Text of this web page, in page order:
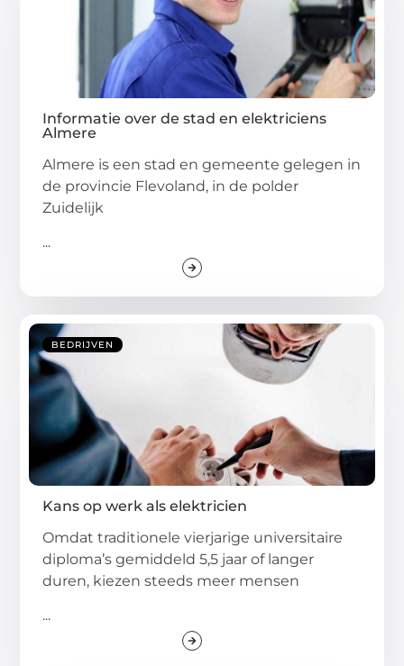
Informatie over de stad en elektriciens
Almere
Almere is een stad en gemeente gelegen in
de provincie Flevoland, in de polder
Zuidelijk
...
BEDRIJVEN
Kans op werk als elektricien
Omdat traditionele vierjarige universitaire
diploma’s gemiddeld 5,5 jaar of langer
duren, kiezen steeds meer mensen
...